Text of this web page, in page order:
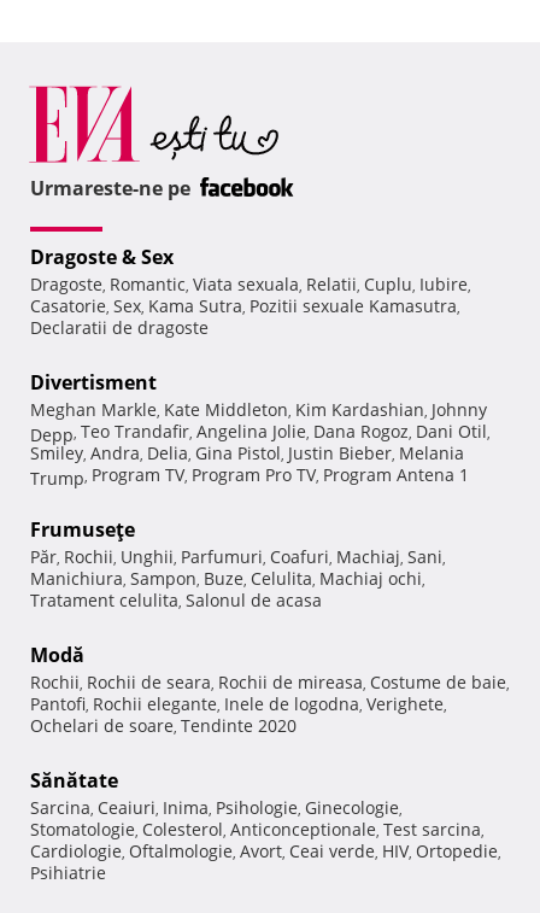
Urmareste-ne pe
Dragoste & Sex
Dragoste, Romantic, Viata sexuala, Relatii, Cuplu, Iubire,
Casatorie, Sex, Kama Sutra, Pozitii sexuale Kamasutra,
Declaratii de dragoste
Divertisment
Meghan Markle, Kate Middleton, Kim Kardashian, Johnny
Depp, Teo Trandafir, Angelina Jolie, Dana Rogoz, Dani Otil,
Smiley, Andra, Delia, Gina Pistol, Justin Bieber, Melania
Trump, Program TV, Program Pro TV, Program Antena 1
Frumuseţe
Păr, Rochii, Unghii, Parfumuri, Coafuri, Machiaj, Sani,
Manichiura, Sampon, Buze, Celulita, Machiaj ochi,
Tratament celulita, Salonul de acasa
Modă
Rochii, Rochii de seara, Rochii de mireasa, Costume de baie,
Pantofi, Rochii elegante, Inele de logodna, Verighete,
Ochelari de soare, Tendinte 2020
Sănătate
Sarcina, Ceaiuri, Inima, Psihologie, Ginecologie,
Stomatologie, Colesterol, Anticonceptionale, Test sarcina,
Cardiologie, Oftalmologie, Avort, Ceai verde, HIV, Ortopedie,
Psihiatrie